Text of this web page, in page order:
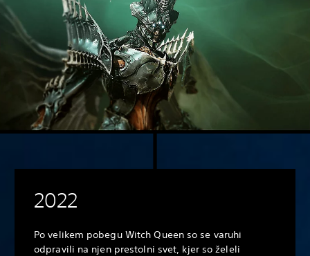
2022
Po velikem pobegu Witch Queen so se varuhi
odpravili na njen prestolni svet, kjer so želeli